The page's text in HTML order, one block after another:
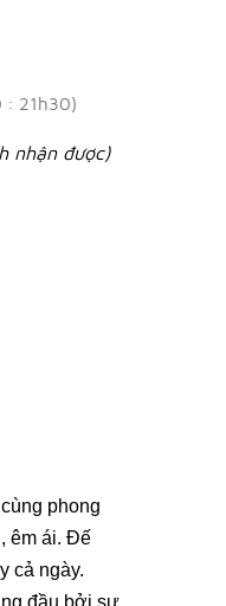
: 21h30)
nhận được)
phong
êm ái. Đế
cả ngày.
đầu bởi sự